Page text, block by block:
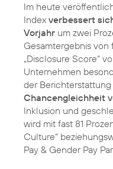
Im heute
Index verbessert
Vorjahr um zwei
Gesamtergebnis von
„Disclosure Score“
Unternehmen
der
Chancengleichheit
Inklusion und
wird mit fast 81
Culture“
Pay & Gender Pay